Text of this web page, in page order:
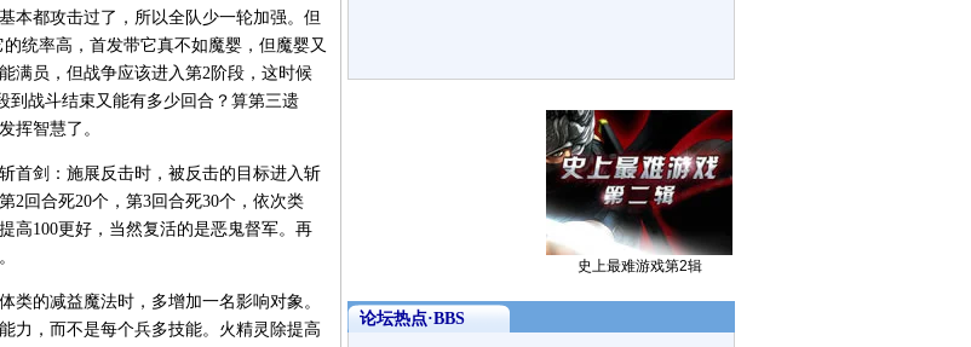
本都攻击过了，所以全队少一轮加强。但
统率高，首发带它真不如魔婴，但魔婴又
满员，但战争应该进入第2阶段，这时候
到战斗结束又能有多少回合？算第三遗
挥智慧了。
首剑：施展反击时，被反击的目标进入斩
2回合死20个，第3回合死30个，依次类
高100更好，当然复活的是恶鬼督军。再
类的减益魔法时，多增加一名影响对象。
力，而不是每个兵多技能。火精灵除提高
史上最难游戏第2辑
论坛热点·BBS